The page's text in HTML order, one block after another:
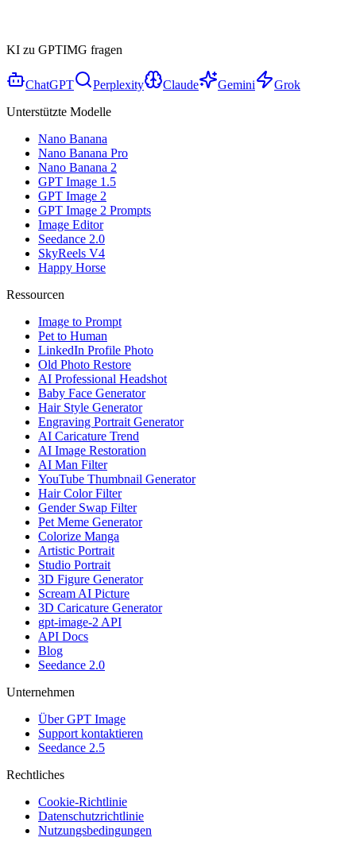
KI zu GPTIMG fragen
ChatGPT Perplexity Claude Gemini
Grok
Unterstützte Modelle
Nano Banana
Nano Banana Pro
Nano Banana 2
GPT Image 1.5
GPT Image 2
GPT Image 2 Prompts
Image Editor
Seedance 2.0
SkyReels V4
Happy Horse
Ressourcen
Image to Prompt
Pet to Human
LinkedIn Profile Photo
Old Photo Restore
AI Professional Headshot
Baby Face Generator
Hair Style Generator
Engraving Portrait Generator
AI Caricature Trend
AI Image Restoration
AI Man Filter
YouTube Thumbnail Generator
Hair Color Filter
Gender Swap Filter
Pet Meme Generator
Colorize Manga
Artistic Portrait
Studio Portrait
3D Figure Generator
Scream AI Picture
3D Caricature Generator
gpt-image-2 API
API Docs
Blog
Seedance 2.0
Unternehmen
Über GPT Image
Support kontaktieren
Seedance 2.5
Rechtliches
Cookie-Richtlinie
Datenschutzrichtlinie
Nutzungsbedingungen